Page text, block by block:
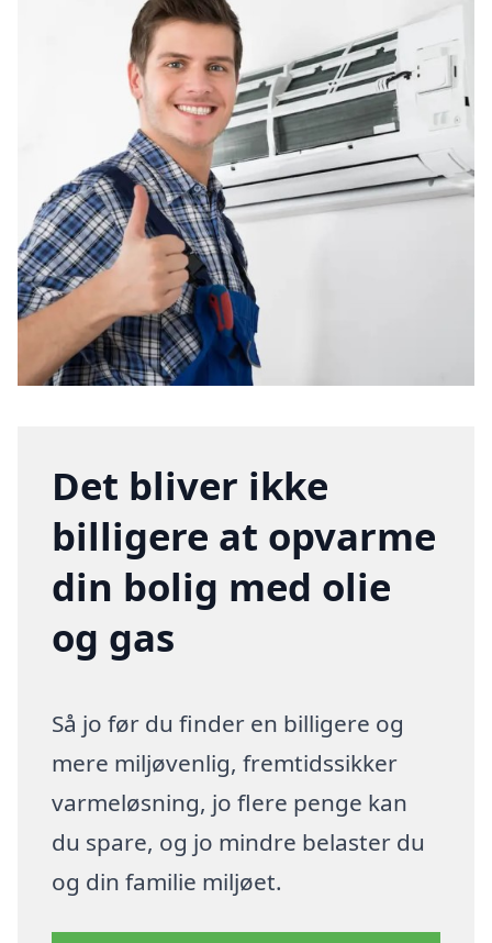
Det bliver ikke
billigere at opvarme
din bolig med olie
og gas
Så jo før du finder en billigere og
mere miljøvenlig, fremtidssikker
varmeløsning, jo flere penge kan
du spare, og jo mindre belaster du
og din familie miljøet.